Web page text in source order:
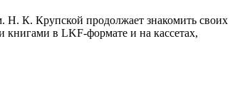
Н. К. Крупской продолжает знакомить своих
в LKF-формате и на кассетах,